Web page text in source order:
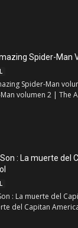
Spider-Man
Spider-Man
volumen 2 | The
: La muerte del
: La muerte del
del Capitan